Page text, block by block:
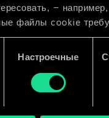
—
файлы cookie
информацию о том,
Настроечные